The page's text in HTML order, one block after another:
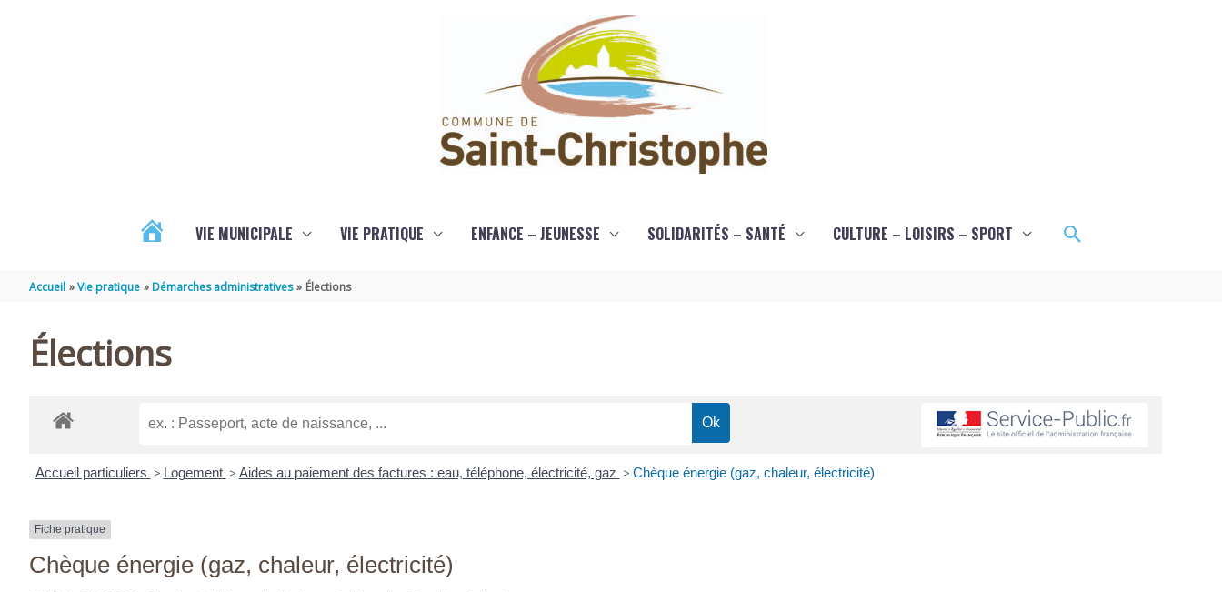
VIE MUNICIPALE VIE PRATIQUE ENFANCE – JEUNESSE SOLIDARITÉS – SANTÉ CULTURE – LOISIRS – SPORT Rechercher
Accueil Vie pratique Démarches administratives Élections
Élections
Accueil particuliers > Logement > Aides au paiement des factures : eau, téléphone, électricité, gaz > Chèque énergie (gaz, chaleur, électricité)
Fiche pratique
Chèque énergie (gaz, chaleur, électricité)